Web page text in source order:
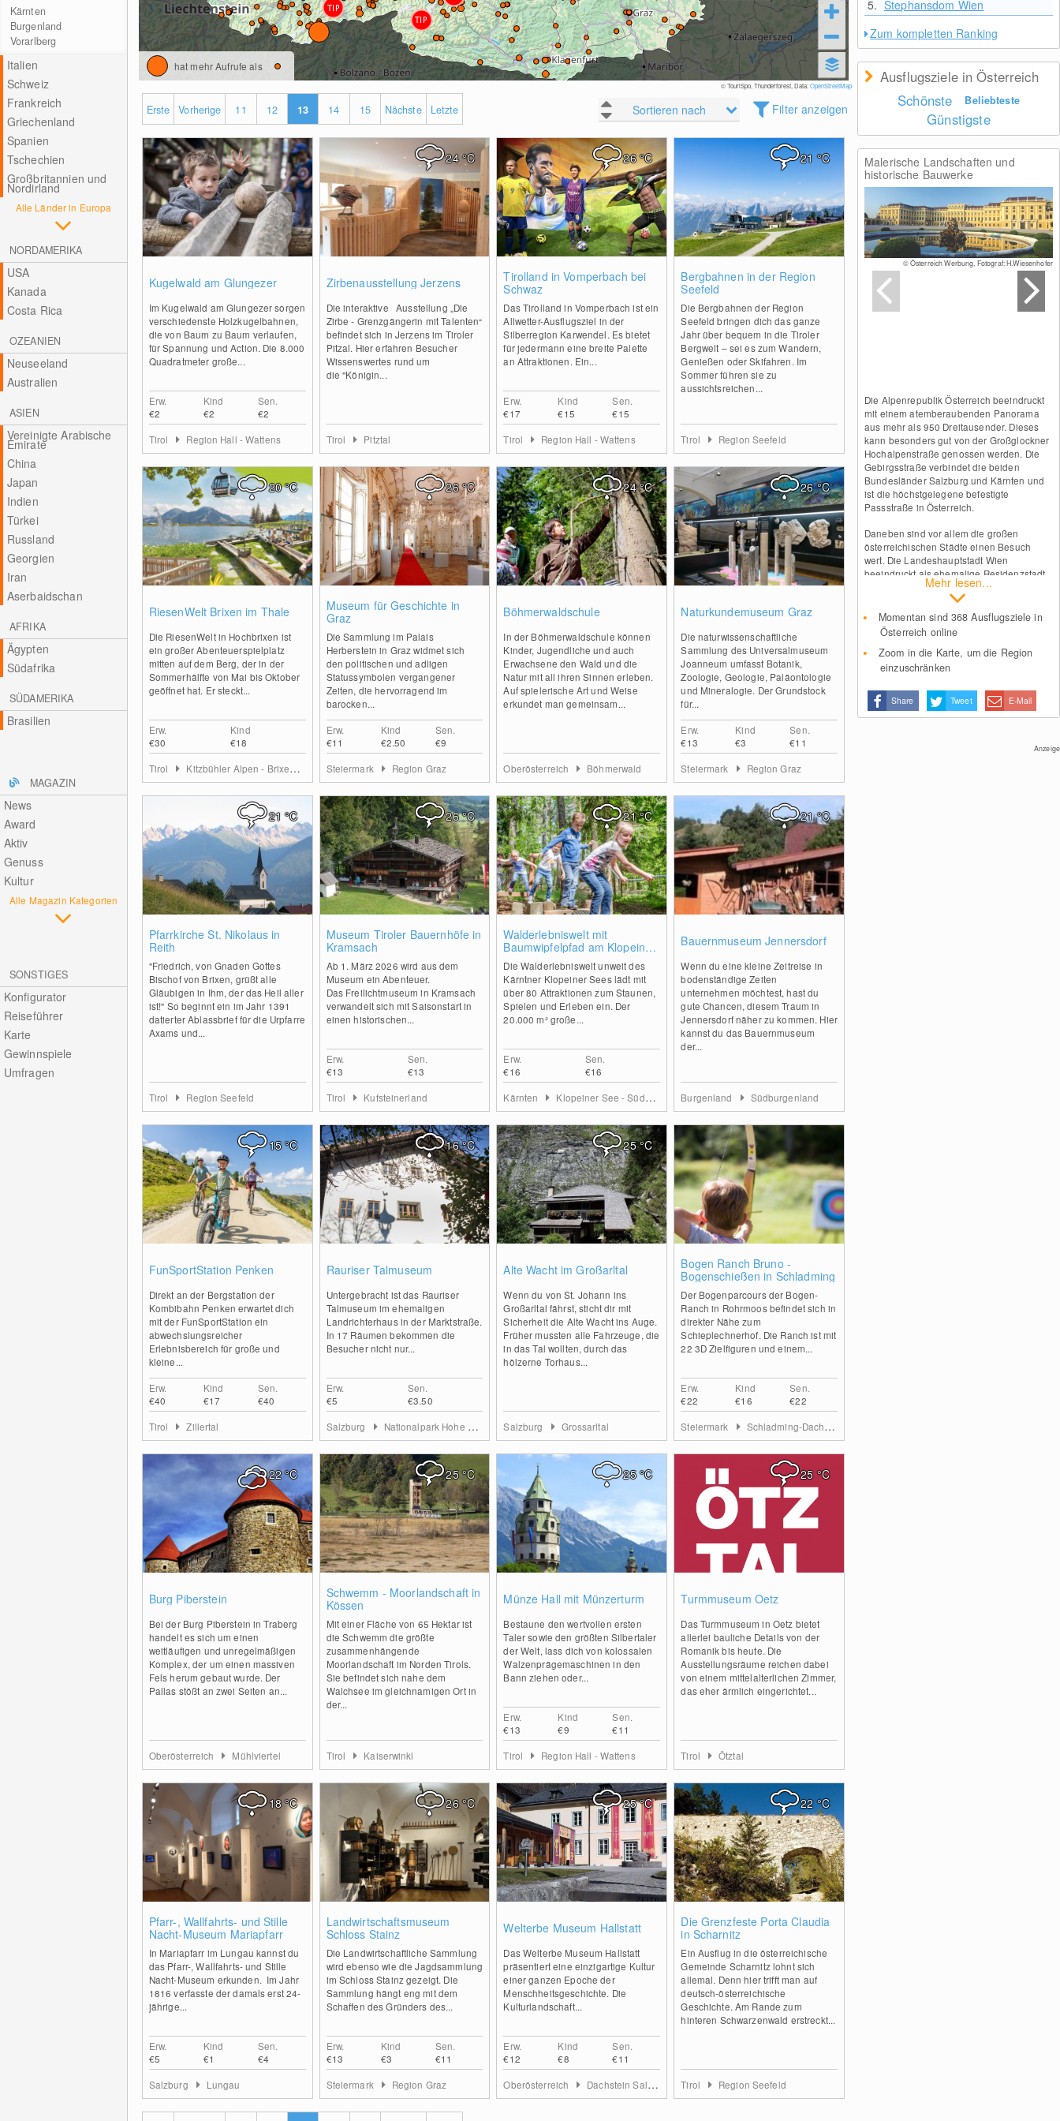
Kärnten
Burgenland
Vorarlberg
Italien
Schweiz
Frankreich
Griechenland
Spanien
Tschechien
Großbritannien und
Nordirland
Alle Länder in Europa
NORDAMERIKA
USA
Kanada
Costa Rica
OZEANIEN
Neuseeland
Australien
ASIEN
Vereinigte Arabische
Emirate
China
Japan
Indien
Türkei
Russland
Georgien
Iran
Aserbaidschan
AFRIKA
Ägypten
Südafrika
SÜDAMERIKA
Brasilien
MAGAZIN
News
Award
Aktiv
Genuss
Kultur
Alle Magazin Kategorien
SONSTIGES
Konfigurator
Reiseführer
Karte
Gewinnspiele
Umfragen
hat mehr Aufrufe als
© TouriSpo, Thunderforest, Data:OpenStreetMap
Sortieren nach Filter anzeigen
Erste Vorherige 11 12 13 14 15 Nächste Letzte
Kugelwald am Glungezer
Im Kugelwald am Glungezer sorgen
verschiedenste Holzkugelbahnen,
die von Baum zu Baum verlaufen,
für Spannung und Action. Die 8.000
Quadratmeter große...
Erw.
€2
Kind
€2
Sen.
€2
Tirol
Region Hall - Wattens
Zirbenausstellung Jerzens
Die interaktive Ausstellung „Die
Zirbe - Grenzgängerin mit Talenten“
befindet sich in Jerzens im Tiroler
Pitzal. Hier erfahren Besucher
Wissenswertes rund um
die "Königin...
24°C
Tirol Pitztal
Tirolland in Vomperbach bei
Schwaz
Das Tirolland in Vomperbach ist ein
Allwetter-Ausflugsziel in der
Silberregion Karwendel. Es bietet
für jedermann eine breite Palette
an Attraktionen. Ein...
Erw.
€17
Kind
€15
Sen.
€15
26°C
Tirol Region Hall - Wattens
Bergbahnen in der Region
Seefeld
Die Bergbahnen der Region
Seefeld bringen dich das ganze
Jahr über bequem in die Tiroler
Bergwelt – sei es zum Wandern,
Genießen oder Skifahren. Im
Sommer führen sie zu
aussichtsreichen...
21°C
Tirol Region Seefeld
RiesenWelt Brixen im Thale
Die RiesenWelt in Hochbrixen ist
ein großer Abenteuerspielplatz
mitten auf dem Berg, der in der
Sommerhälfte von Mai bis Oktober
geöffnet hat. Er steckt...
Erw.
€30
Kind
€18
20°C
Tirol Kitzbühler Alpen - Brixental
Museum für Geschichte in
Graz
Die Sammlung im Palais
Herberstein in Graz widmet sich
den politischen und adligen
Statussymbolen vergangener
Zeiten, die hervorragend im
barocken...
Erw.
€11
Kind
€2.50
Sen.
€9
26°C
Steiermark Region Graz
Böhmerwaldschule
In der Böhmerwaldschule können
Kinder, Jugendliche und auch
Erwachsene den Wald und die
Natur mit all ihren Sinnen erleben.
Auf spielerische Art und Weise
erkundet man gemeinsam...
24°C
Oberösterreich Böhmerwald
Naturkundemuseum Graz
Die naturwissenschaftliche
Sammlung des Universalmuseum
Joanneum umfasst Botanik,
Zoologie, Geologie, Paläontologie
und Mineralogie. Der Grundstock
für...
Erw.
€13
Kind
€3
Sen.
€11
26°C
Steiermark Region Graz
Pfarrkirche St. Nikolaus in
Reith
"Friedrich, von Gnaden Gottes
Bischof von Brixen, grüßt alle
Gläubigen in Ihm, der das Heil aller
ist!" So beginnt ein im Jahr 1391
datierter Ablassbrief für die Urpfarre
Axams und...
21°C
Tirol Region Seefeld
Museum Tiroler Bauernhöfe in
Kramsach
Ab 1. März 2026 wird aus dem
Museum ein Abenteuer.
Das Freilichtmuseum in Kramsach
verwandelt sich mit Saisonstart in
einen historischen...
Erw.
€13
Sen.
€13
26°C
Tirol Kufsteinerland
Walderlebniswelt mit
Baumwipfelpfad am Klopeiner
See
Die Walderlebniswelt unweit des
Kärntner Klopeiner Sees lädt mit
über 80 Attraktionen zum Staunen,
Spielen und Erleben ein. Der
20.000 m² große...
Erw.
€16
Sen.
€16
21°C
Kärnten Klopeiner See - Südkärnten
Bauernmuseum Jennersdorf
Wenn du eine kleine Zeitreise in
bodenständige Zeiten
unternehmen möchtest, hast du
gute Chancen, diesem Traum in
Jennersdorf näher zu kommen. Hier
kannst du das Bauernmuseum
der...
21°C
Burgenland Südburgenland
FunSportStation Penken
Direkt an der Bergstation der
Kombibahn Penken erwartet dich
mit der FunSportStation ein
abwechslungsreicher
Erlebnisbereich für große und
kleine...
Erw.
€40
Kind
€17
Sen.
€40
15°C
Tirol Zillertal
Rauriser Talmuseum
Untergebracht ist das Rauriser
Talmuseum im ehemaligen
Landrichterhaus in der Marktstraße.
In 17 Räumen bekommen die
Besucher nicht nur...
Erw.
€5
Sen.
€3.50
16°C
Salzburg Nationalpark Hohe Tauern
Alte Wacht im Großarltal
Wenn du von St. Johann ins
Großarltal fährst, sticht dir mit
Sicherheit die Alte Wacht ins Auge.
Früher mussten alle Fahrzeuge, die
in das Tal wollten, durch das
hölzerne Torhaus...
25°C
Salzburg Grossarltal
Bogen Ranch Bruno -
Bogenschießen in Schladming
Der Bogenparcours der Bogen-
Ranch in Rohrmoos befindet sich in
direkter Nähe zum
Schieplechnerhof. Die Ranch ist mit
22 3D Zielfiguren und einem...
Erw.
€22
Kind
€16
Sen.
€22
Steiermark
Schladming-Dachstein
Burg Piberstein
Bei der Burg Piberstein in Traberg
handelt es sich um einen
weitläufigen und unregelmäßigen
Komplex, der um einen massiven
Fels herum gebaut wurde. Der
Pallas stößt an zwei Seiten an...
22°C
Oberösterreich Mühlviertel
Schwemm - Moorlandschaft in
Kössen
Mit einer Fläche von 65 Hektar ist
die Schwemm die größte
zusammenhängende
Moorlandschaft im Norden Tirols.
Sie befindet sich nahe dem
Walchsee im gleichnamigen Ort in
der...
25°C
Tirol Kaiserwinkl
Münze Hall mit Münzerturm
Bestaune den wertvollen ersten
Taler sowie den größten Silbertaler
der Welt, lass dich von kolossalen
Walzenprägemaschinen in den
Bann ziehen oder...
Erw.
€13
Kind
€9
Sen.
€11
25°C
Tirol Region Hall - Wattens
Turmmuseum Oetz
Das Turmmuseum in Oetz bietet
allerlei bauliche Details von der
Romanik bis heute. Die
Ausstellungsräume reichen dabei
von einem mittelalterlichen Zimmer,
das eher ärmlich eingerichtet...
25°C
Tirol Ötztal
Pfarr-, Wallfahrts- und Stille
Nacht-Museum Mariapfarr
In Mariapfarr im Lungau kannst du
das Pfarr-, Wallfahrts- und Stille
Nacht-Museum erkunden. Im Jahr
1816 verfasste der damals erst 24-
jährige...
Erw.
€5
Kind
€1
Sen.
€4
18°C
Salzburg Lungau
Landwirtschaftsmuseum
Schloss Stainz
Die Landwirtschaftliche Sammlung
wird ebenso wie die Jagdsammlung
im Schloss Stainz gezeigt. Die
Sammlung hängt eng mit dem
Schaffen des Gründers des...
Erw.
€13
Kind
€3
Sen.
€11
26°C
Steiermark Region Graz
Welterbe Museum Hallstatt
Das Welterbe Museum Hallstatt
präsentiert eine einzigartige Kultur
einer ganzen Epoche der
Menschheitsgeschichte. Die
Kulturlandschaft...
Erw.
€12
Kind
€8
Sen.
€11
25°C
Oberösterreich Dachstein Salzkammergut
Die Grenzfeste Porta Claudia
in Scharnitz
Ein Ausflug in die österreichische
Gemeinde Scharnitz lohnt sich
allemal. Denn hier trifft man auf
deutsch-österreichische
Geschichte. Am Rande zum
hinteren Schwarzenwald erstreckt...
22°C
Tirol Region Seefeld
5. Stephansdom Wien
Zum kompletten Ranking
Ausflugsziele in Österreich
Schönste
Beliebteste
Günstigste
Malerische Landschaften und
historische Bauwerke
© Österreich Werbung, Fotograf: H.Wiesenhofer
Mehr lesen...
Die Alpenrepublik Österreich beeindruckt
mit einem atemberaubenden Panorama
aus mehr als 950 Dreitausender. Dieses
kann besonders gut von der Großglockner
Hochalpenstraße genossen werden. Die
Gebirgsstraße verbindet die beiden
Bundesländer Salzburg und Kärnten und
ist die höchstgelegene befestigte
Passstraße in Österreich.
Daneben sind vor allem die großen
österreichischen Städte einen Besuch
wert. Die Landeshauptstadt Wien
beeindruckt als ehemalige Residenzstadt
der Habsburger mit zahlreichen
historischen Bauwerken. Zu den Highlights
gehören Schloss Schönbrunn, die Hofburg
und der Prater. Teil des UNESOC-
Welterbes ist das historische Zentrum von
Salzburg mit seiner Festung
Hohensalzburg. Sehenswert sind zudem
Innsbruck mit dem Goldenen Dachl und
dem Alpenzoo.
Momentan sind 368 Ausflugsziele in
Österreich online
Zoom in die Karte, um die Region
einzuschränken
Share Tweet E-Mail
Anzeige